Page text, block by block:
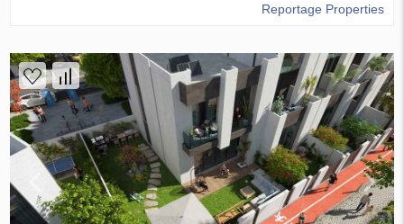
Reportage Properties